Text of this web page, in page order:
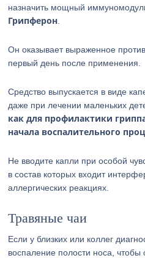
назначить мощный
Грипферон
Он оказывает выраженное
первый день после применения.
Средство выпускается в виде
даже при лечении маленьких
как для профилактики
начала воспалительного
Не вводите капли при особой
в состав которых входит
аллергических реакциях.
Травяные чаи
Если у близких или коллег
воспаление полости носа,